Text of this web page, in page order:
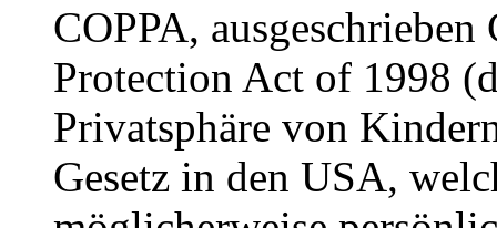
COPPA,
Protection Act of 1998
Privatsphäre von
Gesetz in den USA,